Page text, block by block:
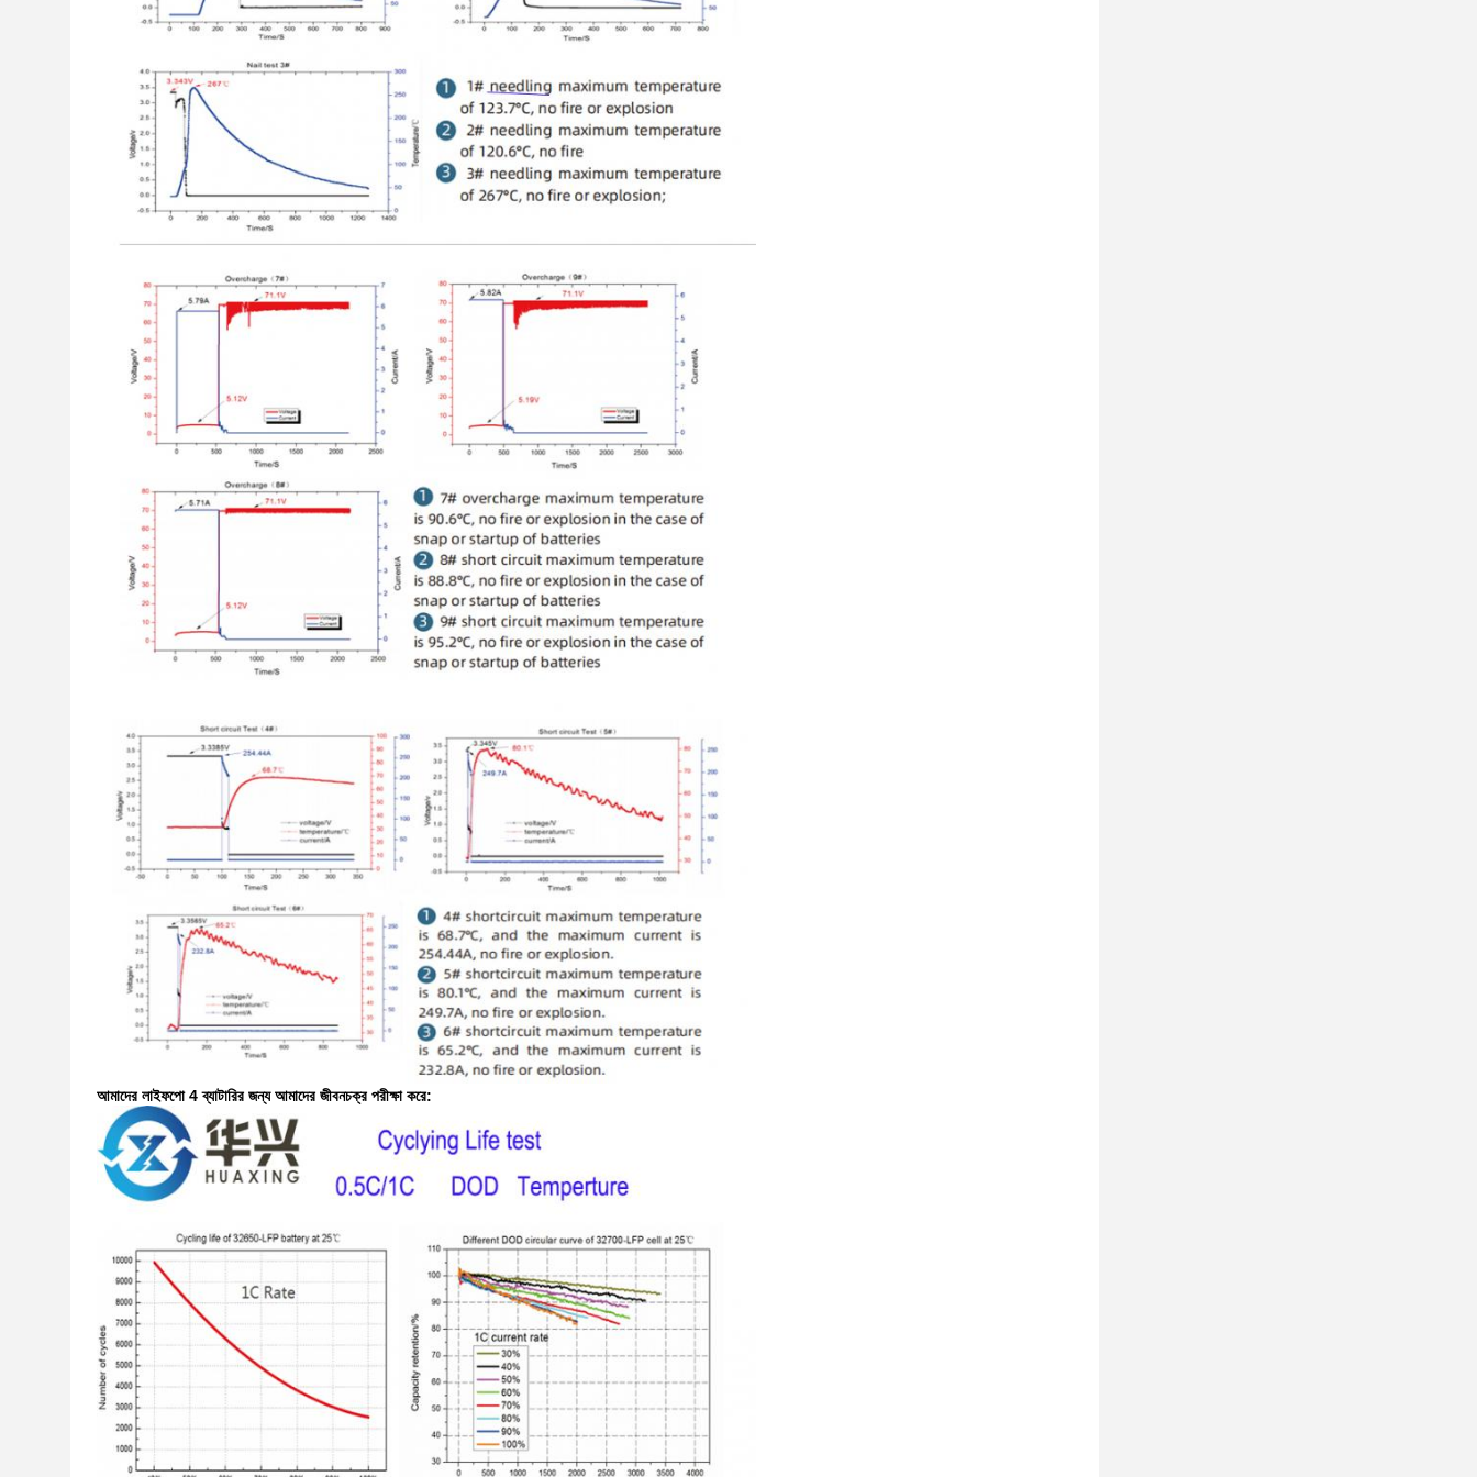
আমাদের লাইফপো 4 ব্যাটারির জন্য আমাদের জীবনচক্র পরীক্ষা করে: